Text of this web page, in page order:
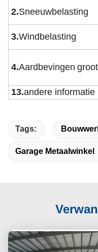
2.Sneeuwbelasting
3.Windbelasting
4.Aardbevingen
13.andere informatie
Tags:
Garage Metaalwinkel